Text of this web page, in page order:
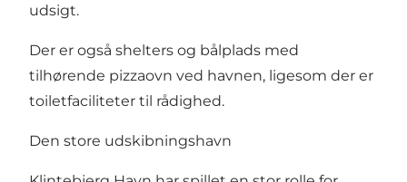
udsigt.
Der er også shelters og bålplads med
tilhørende pizzaovn ved havnen, ligesom der er
toiletfaciliteter til rådighed.
Den store udskibningshavn